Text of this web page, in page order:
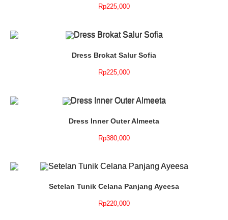
Rp225,000
Dress Brokat Salur Sofia
Rp225,000
Dress Inner Outer Almeeta
Rp380,000
Setelan Tunik Celana Panjang Ayeesa
Rp220,000